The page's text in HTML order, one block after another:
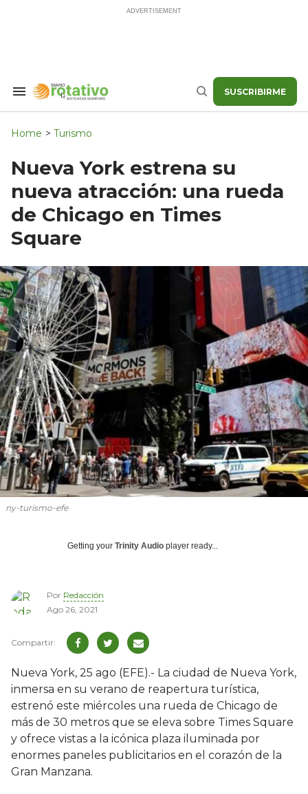
Search
Navigation
Buscar SUSCRIBIRME
Home > Turismo
Nueva York estrena su
nueva atracción: una rueda
de Chicago en Times
Square
ny-turismo-efe
Getting your Trinity Audio player ready...
Por Redacción
Ago 26, 2021
Nueva York, 25 ago (EFE).- La ciudad de Nueva York,
inmersa en su verano de reapertura turística,
estrenó este miércoles una rueda de Chicago de
más de 30 metros que se eleva sobre Times Square
y ofrece vistas a la icónica plaza iluminada por
enormes paneles publicitarios en el corazón de la
Gran Manzana.